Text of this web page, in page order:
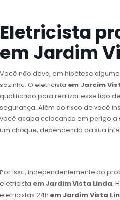
Eletricista
em Jardim
Você não deve, em hipótese
sozinho. O eletricista em Jardim
qualificado para realizar esse tipo
segurança. Além do risco de você
você acaba colocando em perigo a
um choque, dependendo da sua
Por isso, independentemente do
eletricista em Jardim Vista Linda.
eletricistas 24h em Jardim Vista